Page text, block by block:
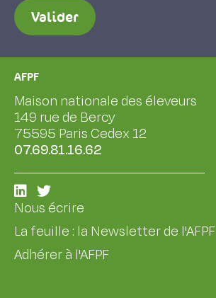
Valider
AFPF
Maison nationale des éleveurs
149 rue de Bercy
75595 Paris Cedex 12
07.69.81.16.62
Nous écrire
La feuille : la Newsletter de l'AFPF
Adhérer à l'AFPF